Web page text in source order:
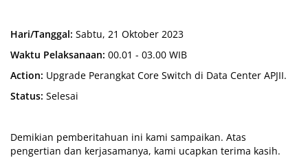
Hari/Tanggal: Sabtu, 21 Oktober 2023
Waktu Pelaksanaan: 00.01 - 03.00 WIB
Action: Upgrade Perangkat Core Switch di Data Center APJII.
Status: Selesai
Demikian pemberitahuan ini kami sampaikan. Atas
pengertian dan kerjasamanya, kami ucapkan terima kasih.